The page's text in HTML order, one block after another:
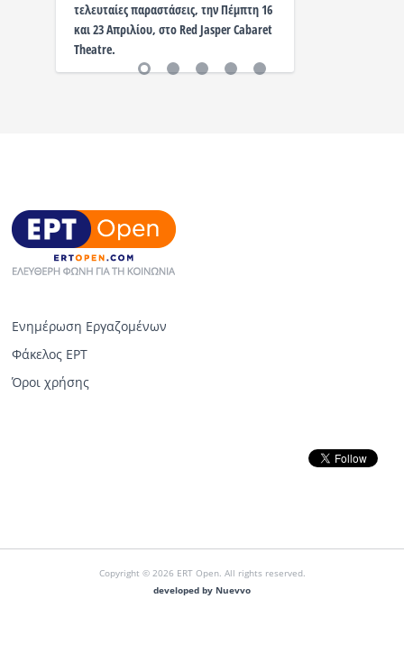
τελευταίες παραστάσεις, την Πέμπτη 16
και 23 Απριλίου, στο Red Jasper Cabaret
Theatre.
Ενημέρωση Εργαζομένων
Φάκελος ΕΡΤ
Όροι χρήσης
Copyright © 2026 ERT Open. All rights reserved.
developed by Nuevvo